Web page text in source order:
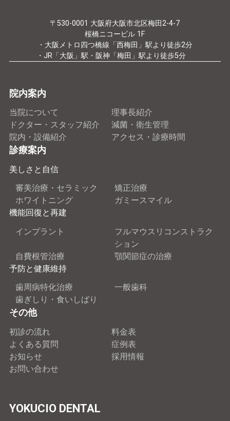
〒530-0001 大阪府大阪市北区梅田2-4-7
桜橋ニコービル 1F
・大阪メトロ四つ橋線「西梅田」駅より徒歩2分
・JR「大阪」駅・阪神「梅田」駅より徒歩5分
院内案内
当院について
理事長紹介
ドクター・スタッフ紹介
減菌・衛生管理
院内・設備紹介
アクセス・診療時間
診療案内
美しさと自信
審美治療・セラミック
矯正治療
ホワイトニング
ガミースマイル
機能回復と再建
インプラント
フルマウスリコンストラク
ション
自費根管治療
顎関節症の治療
予防と健康維持
歯周病特化治療
一般歯科
歯ぎしり・食いしばり
その他
初診の流れ
料金表
よくある質問
症例表
お知らせ
採用情報
お問い合わせ
YOKUCIO DENTAL